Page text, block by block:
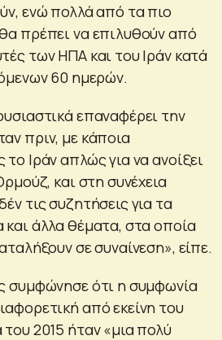
ενώ πολλά από τα πιο
πρέπει να επιλυθούν από
των ΗΠΑ και του Ιράν κατά
60 ημερών.
επαναφέρει την
πριν, με κάποια
Ιράν απλώς για να ανοίξει
και στη συνέχεια
τις συζητήσεις για τα
άλλα θέματα, στα οποία
σε συναίνεση», είπε.
συμφώνησε ότι η συμφωνία
από εκείνη του
2015 ήταν «μια πολύ